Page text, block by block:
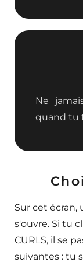
Ne
quand tu
Sur cet écran,
s'ouvre. Si tu
CURLS, il se
suivantes : tu